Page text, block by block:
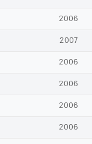
2006
2007
2006
2006
2006
2006